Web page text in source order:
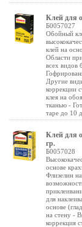
Клей для
Б0057027
Обойный
клей на
Области
всех видов
Другие
коррекции
клея на
тканью -
таре до 10
Клей для
гр.
Б0057028
основе
Флизелин
для
основе
на стену -
коррекция